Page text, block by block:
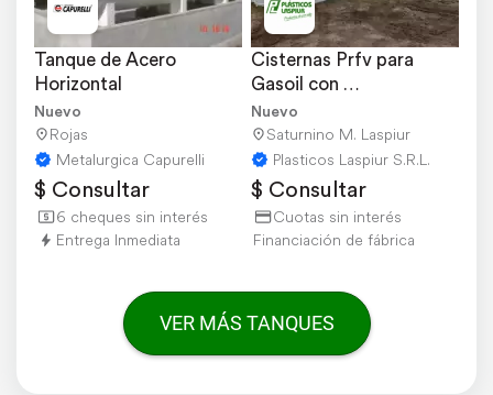
Tanque de Acero
Horizontal
Nuevo
Rojas
Metalurgica Capurelli
$ Consultar
6 cheques sin interés
Entrega Inmediata
Cisternas Prfv para
Gasoil con
Electrobomba Incluida.
Nuevo
Saturnino M. Laspiur
Plasticos Laspiur S.R.L.
$ Consultar
Cuotas sin interés
Financiación de fábrica
VER MÁS TANQUES